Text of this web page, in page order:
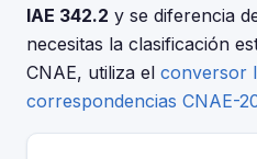
IAE 342.2 y se diferencia
necesitas la clasificación
CNAE, utiliza el conversor
correspondencias CNAE-